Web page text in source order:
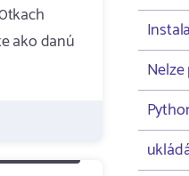
ako danú